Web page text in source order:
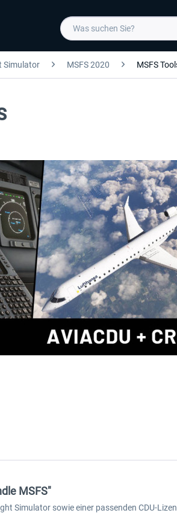
Simulator MSFS 2020 MSFS
MSFS"
Simulator sowie einer passenden CDU-